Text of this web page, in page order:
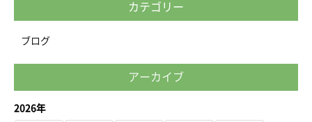
カテゴリー
ブログ
アーカイブ
2026年